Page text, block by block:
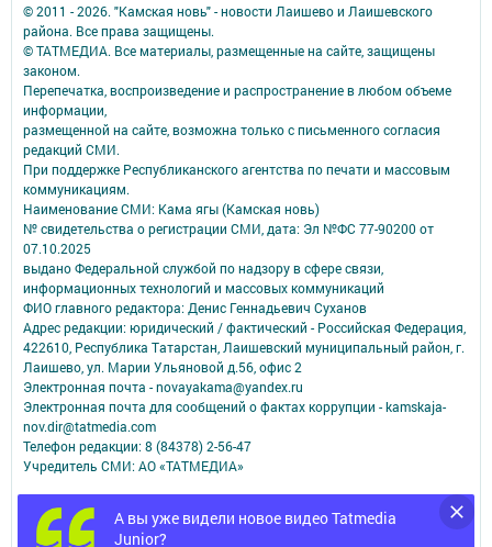
А вы уже видели новое видео Tatmedia
Junior?
© 2011 - 2026. "Камская новь" - новости Лаишево и Лаишевского
района. Все права защищены.
© ТАТМЕДИА. Все материалы, размещенные на сайте, защищены
законом.
Перепечатка, воспроизведение и распространение в любом объеме
информации,
размещенной на сайте, возможна только с письменного согласия
редакций СМИ.
При поддержке Республиканского агентства по печати и массовым
коммуникациям.
Наименование СМИ: Кама ягы (Камская новь)
№ свидетельства о регистрации СМИ, дата: Эл №ФC 77-90200 от
07.10.2025
выдано Федеральной службой по надзору в сфере связи,
информационных технологий и массовых коммуникаций
ФИО главного редактора: Денис Геннадьевич Суханов
Адрес редакции: юридический / фактический - Российская Федерация,
422610, Республика Татарстан, Лаишевский муниципальный район, г.
Лаишево, ул. Марии Ульяновой д.56, офис 2
Электронная почта - novayakama@yandex.ru
Электронная почта для сообщений о фактах коррупции - kamskaja-
nov.dir@tatmedia.com
Телефон редакции: 8 (84378) 2-56-47
Учредитель СМИ: АО «ТАТМЕДИА»
Антикоррупционная политика
АО «ТАТМЕДИА» использует «cookie»для персонализации сервисов и